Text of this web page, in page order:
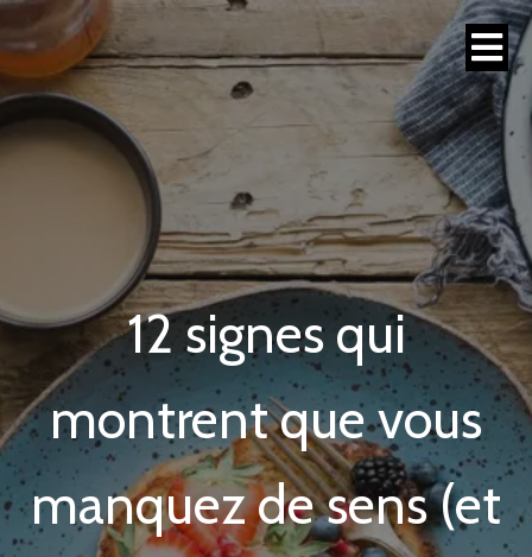
12 signes qui
montrent que vous
manquez de sens (et